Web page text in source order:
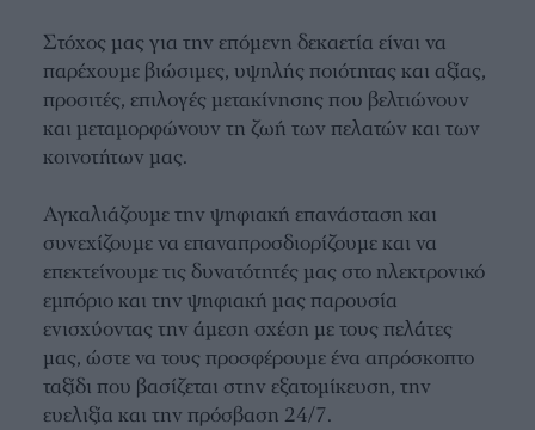
Στόχος μας για την επόμενη δεκαετία είναι να
παρέχουμε βιώσιμες, υψηλής ποιότητας και αξίας,
προσιτές, επιλογές μετακίνησης που βελτιώνουν
και μεταμορφώνουν τη ζωή των πελατών και των
κοινοτήτων μας.
Αγκαλιάζουμε την ψηφιακή επανάσταση και
συνεχίζουμε να επαναπροσδιορίζουμε και να
επεκτείνουμε τις δυνατότητές μας στο ηλεκτρονικό
εμπόριο και την ψηφιακή μας παρουσία
ενισχύοντας την άμεση σχέση με τους πελάτες
μας, ώστε να τους προσφέρουμε ένα απρόσκοπτο
ταξίδι που βασίζεται στην εξατομίκευση, την
ευελιξία και την πρόσβαση 24/7.